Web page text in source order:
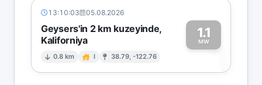
13:10:03 05.08.2026
Geysers'in 2 km kuzeyinde,
Kaliforniya
0.8 km I 38.79, -122.76
1.1
MW1